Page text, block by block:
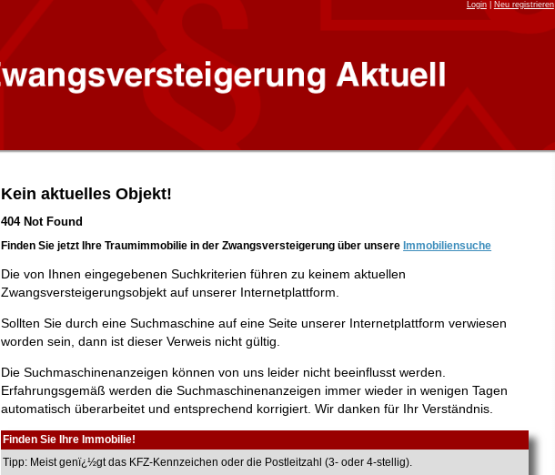
Login| Neu registrieren
Kein aktuelles Objekt!
404 Not Found
Finden Sie jetzt Ihre Traumimmobilie in der Zwangsversteigerung über unsereImmobiliensuche
Die von Ihnen eingegebenen Suchkriterien führen zu keinem aktuellen
Zwangsversteigerungsobjekt auf unserer Internetplattform.
Sollten Sie durch eine Suchmaschine auf eine Seite unserer Internetplattform verwiesen
worden sein, dann ist dieser Verweis nicht gültig.
Die Suchmaschinenanzeigen können von uns leider nicht beeinflusst werden.
Erfahrungsgemäß werden die Suchmaschinenanzeigen immer wieder in wenigen Tagen
automatisch überarbeitet und entsprechend korrigiert. Wir danken für Ihr Verständnis.
Finden Sie Ihre Immobilie!
Tipp: Meist genï¿½gt das KFZ-Kennzeichen oder die Postleitzahl (3- oder 4-stellig).